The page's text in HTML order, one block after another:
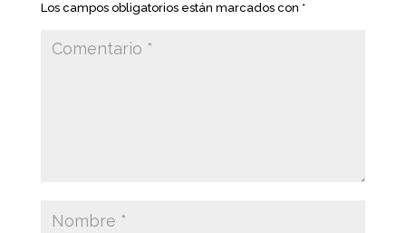
Los campos obligatorios están marcados con *